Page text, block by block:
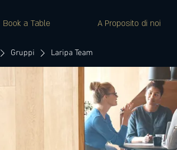
Book a Table A Proposito di noi
Gruppi Laripa Team